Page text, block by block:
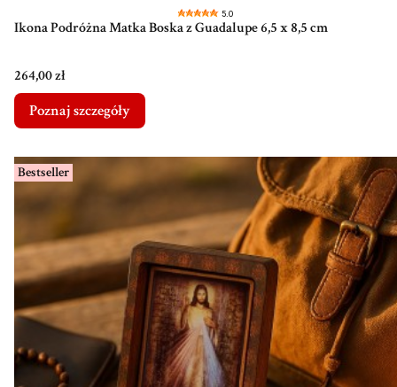
5.0
Ikona Podróżna Matka Boska z Guadalupe 6,5 x 8,5 cm
Cena
264,00 zł
Poznaj szczegóły
Bestseller